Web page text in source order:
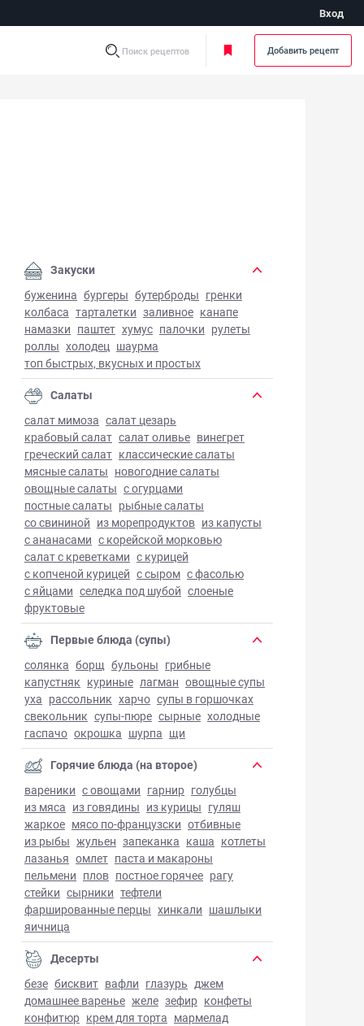
Вход
Поиск рецептов Добавить рецепт
из батата - фото готового блюда
Закуски
буженина бургеры бутерброды гренки
колбаса тарталетки заливное канапе
намазки паштет хумус палочки рулеты
роллы холодец шаурма
топ быстрых, вкусных и простых
Салаты
салат мимоза салат цезарь
крабовый салат салат оливье винегрет
греческий салат классические салаты
мясные салаты новогодние салаты
овощные салаты с огурцами
постные салаты рыбные салаты
со свининой из морепродуктов из капусты
с ананасами с корейской морковью
салат с креветками с курицей
с копченой курицей с сыром с фасолью
с яйцами селедка под шубой слоеные
фруктовые
Первые блюда (супы)
солянка борщ бульоны грибные
капустняк куриные лагман овощные супы
уха рассольник харчо супы в горшочках
свекольник супы-пюре сырные холодные
гаспачо окрошка шурпа щи
Горячие блюда (на второе)
вареники с овощами гарнир голубцы
из мяса из говядины из курицы гуляш
жаркое мясо по-французски отбивные
из рыбы жульен запеканка каша котлеты
лазанья омлет паста и макароны
пельмени плов постное горячее рагу
стейки сырники тефтели
фаршированные перцы хинкали шашлыки
яичница
Десерты
безе бисквит вафли глазурь джем
домашнее варенье желе зефир конфеты
конфитюр крем для торта мармелад